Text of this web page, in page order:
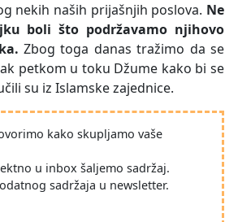
nekih naših prijašnjih poslova. Ne
boli što podržavamo njihovo
Zbog toga danas tražimo da se
petkom u toku Džume kako bi se
su iz Islamske zajednice.
kako skupljamo vaše
u inbox šaljemo sadržaj.
sadržaja u newsletter.